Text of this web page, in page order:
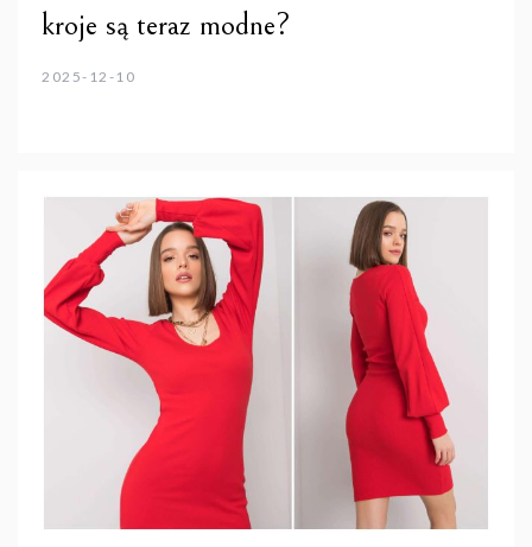
kroje są teraz modne?
2025-12-10